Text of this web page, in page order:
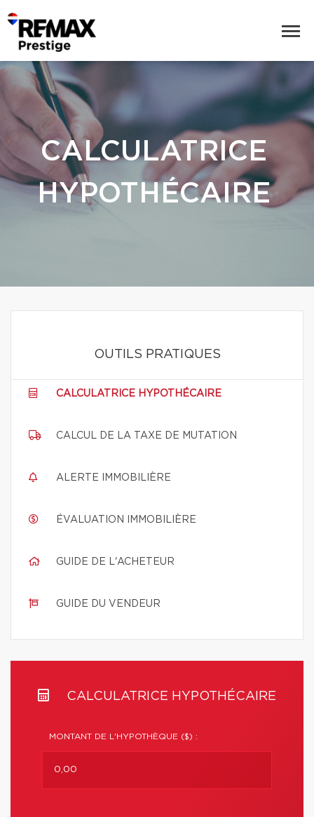
CALCULATRICE
HYPOTHÉCAIRE
OUTILS PRATIQUES
CALCULATRICE HYPOTHÉCAIRE
CALCUL DE LA TAXE DE MUTATION
ALERTE IMMOBILIÈRE
ÉVALUATION IMMOBILIÈRE
GUIDE DE L'ACHETEUR
GUIDE DU VENDEUR
CALCULATRICE HYPOTHÉCAIRE
MONTANT DE L'HYPOTHÈQUE ($) :